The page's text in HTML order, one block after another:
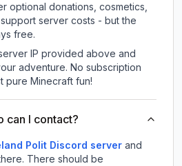
optional donations, cosmetics,
server costs - but the
free.
IP provided above and
adventure. No subscription
pure Minecraft fun!
can I contact?
Polit Discord server and
There should be